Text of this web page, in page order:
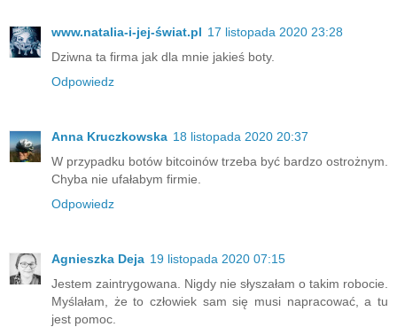
www.natalia-i-jej-świat.pl 17 listopada 2020 23:28
Dziwna ta firma jak dla mnie jakieś boty.
Odpowiedz
Anna Kruczkowska 18 listopada 2020 20:37
W przypadku botów bitcoinów trzeba być bardzo ostrożnym.
Chyba nie ufałabym firmie.
Odpowiedz
Agnieszka Deja 19 listopada 2020 07:15
Jestem zaintrygowana. Nigdy nie słyszałam o takim robocie.
Myślałam, że to człowiek sam się musi napracować, a tu
jest pomoc.